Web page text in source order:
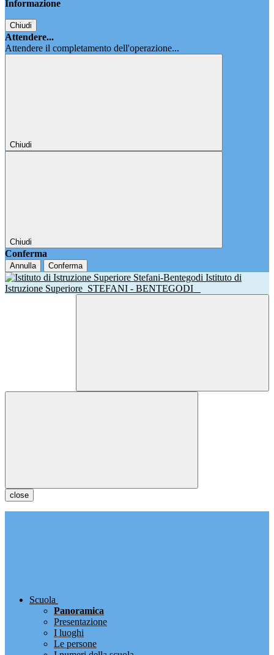
Informazione
Chiudi
Attendere...
Attendere il completamento dell'operazione...
Chiudi
Chiudi
Conferma
Annulla Conferma
Istituto di
Istruzione Superiore STEFANI - BENTEGODI
close
Scuola
Panoramica
Presentazione
I luoghi
Le persone